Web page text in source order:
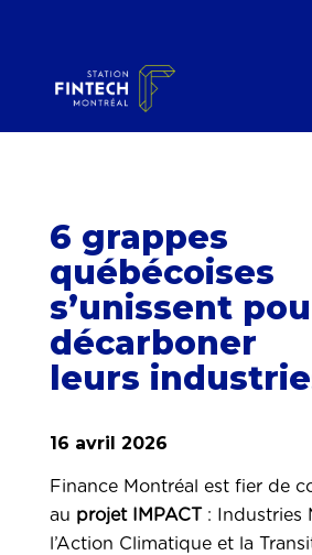
6 grappes
québécoises
s’unissent
décarboner
leurs
16 avril 2026
Finance Montréal est fier de
au projet IMPACT : Industries
l’Action Climatique et la